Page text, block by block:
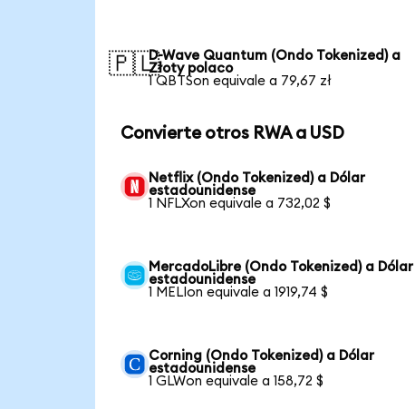
🇵🇱D-Wave Quantum (Ondo Tokenized) a
Złoty polaco
1 QBTSon equivale a 79,67 zł
Convierte otros RWA a USD
Netflix (Ondo Tokenized) a Dólar
estadounidense
1 NFLXon equivale a 732,02 $
MercadoLibre (Ondo Tokenized) a Dólar
estadounidense
1 MELIon equivale a 1919,74 $
Corning (Ondo Tokenized) a Dólar
estadounidense
1 GLWon equivale a 158,72 $